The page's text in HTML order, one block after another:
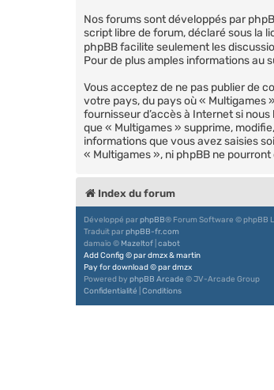
Nos forums sont développés par
script libre de forum, déclaré sous la
phpBB facilite seulement les
Pour de plus amples informations au
Vous acceptez de ne pas publier de
votre pays, du pays où « Multigames
fournisseur d’accès à Internet si
que « Multigames » supprime,
informations que vous avez saisies
« Multigames », ni phpBB ne
Index du forum
Développé parphpBB® Forum Software © phpBB
Traduit parphpBB-fr.com
damaïo © Mazeltof cabot
Add Config©pardmzx&martin
Pay for download©pardmzx
Powered by phpBB Arcade © JV-Arcade Group
Confidentialité Conditions